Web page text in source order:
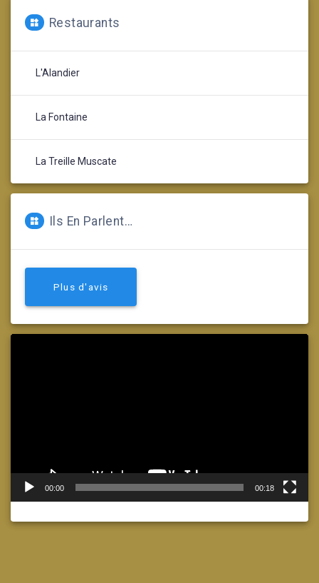
Restaurants
L'Alandier
La Fontaine
La Treille Muscate
Ils En Parlent…
Plus d'avis
00:00 00:18